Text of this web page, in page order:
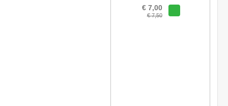
€ 7,00
€ 7,50